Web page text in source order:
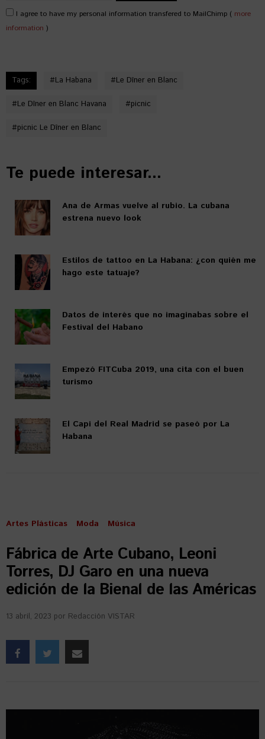
I agree to have my personal information transfered to MailChimp ( more
information )
Tags: #La Habana #Le Dîner en Blanc
#Le Dîner en Blanc Havana #picnic
#picnic Le Dîner en Blanc
Te puede interesar...
Ana de Armas vuelve al rubio. La cubana
estrena nuevo look
Estilos de tattoo en La Habana: ¿con quién me
hago este tatuaje?
Datos de interés que no imaginabas sobre el
Festival del Habano
Empezó FITCuba 2019, una cita con el buen
turismo
El Capi del Real Madrid se paseó por La
Habana
Artes Plásticas Moda Música
Fábrica de Arte Cubano, Leoni
Torres, DJ Garo en una nueva
edición de la Bienal de las Américas
13 abril, 2023 por Redacción VISTAR